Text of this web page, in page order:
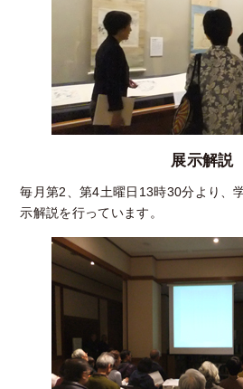
展示解説
毎月第2、第4土曜日13時30分より、
示解説を行っています。